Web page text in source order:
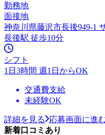
勤務地
面接地
神奈川県藤沢市長後949-1
長後駅 徒歩10分
シフト
1日3時間 週1日からOK
交通費支給
未経験OK
詳細を見る
応募画面に進
新着口コミあり